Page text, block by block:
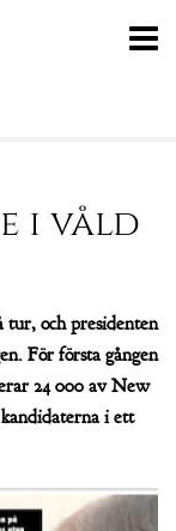
i våld
tur, och presidenten
För första gången
24 000 av New
i ett